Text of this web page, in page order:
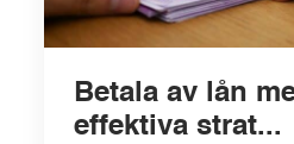
Betala av lån
effektiva strat...